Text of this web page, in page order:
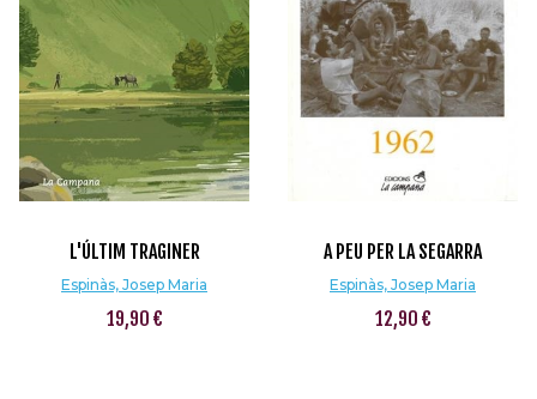
L'ÚLTIM TRAGINER
Espinàs, Josep Maria
19,90 €
A PEU PER LA SEGARRA
Espinàs, Josep Maria
12,90 €